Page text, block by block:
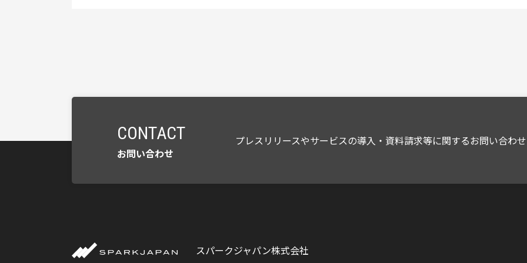
CONTACT
お問い合わせ
プレスリリースやサービスの導入・資料請求等に関するお問い合わ
スパークジャパン株式会社